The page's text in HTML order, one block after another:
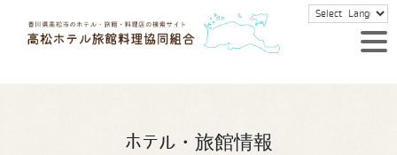
ホテル・旅館情報